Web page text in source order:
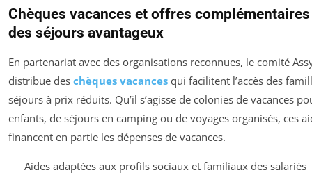
Chèques vacances et offres
des séjours avantageux
En partenariat avec des organisations reconnues, le comité
distribue des chèques vacances qui facilitent l’accès des
séjours à prix réduits. Qu’il s’agisse de colonies de vacances
enfants, de séjours en camping ou de voyages organisés, ces
financent en partie les dépenses de vacances.
Aides adaptées aux profils sociaux et familiaux des salariés